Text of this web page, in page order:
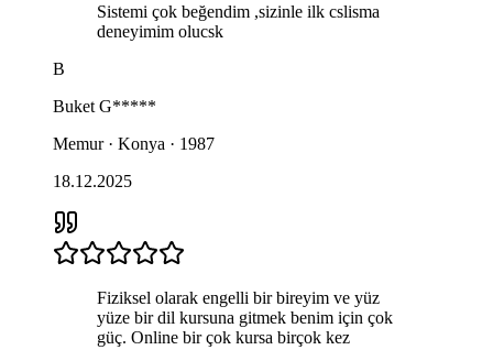
Sistemi çok beğendim ,sizinle ilk cslisma
deneyimim olucsk
B
Buket G*****
Memur · Konya · 1987
18.12.2025
Fiziksel olarak engelli bir bireyim ve yüz
yüze bir dil kursuna gitmek benim için çok
güç. Online bir çok kursa birçok kez